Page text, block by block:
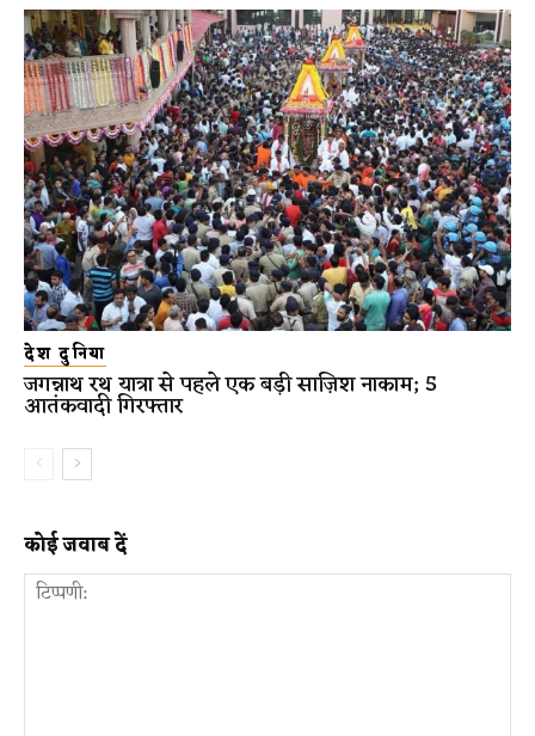
देश दुनिया
जगन्नाथ रथ यात्रा से पहले एक बड़ी साज़िश नाकाम; 5
आतंकवादी गिरफ्तार
कोई जवाब दें